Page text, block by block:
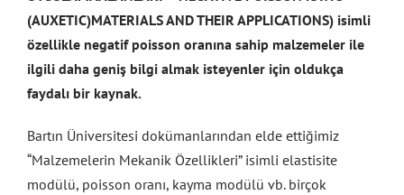
(AUXETIC)MATERIALS AND THEIR APPLICATIONS) isimli
özellikle negatif poisson oranına sahip malzemeler ile
ilgili daha geniş bilgi almak isteyenler için oldukça
faydalı bir kaynak.
Bartın Üniversitesi dokümanlarından elde ettiğimiz
“Malzemelerin Mekanik Özellikleri” isimli elastisite
modülü, poisson oranı, kayma modülü vb. birçok